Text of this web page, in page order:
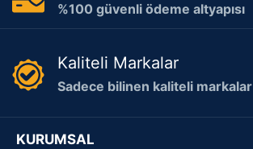
%100 güvenli ödeme altyapısı
Kaliteli Markalar
Sadece bilinen kaliteli markalar
KURUMSAL